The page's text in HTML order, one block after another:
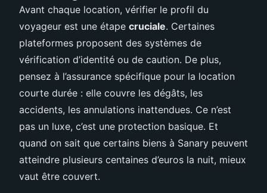
Avant chaque location, vérifier le profil du
voyageur est une étape cruciale. Certaines
plateformes proposent des systèmes de
vérification d’identité ou de caution. De plus,
pensez à l’assurance spécifique pour la location
courte durée : elle couvre les dégâts, les
accidents, les annulations inattendues. Ce n’est
pas un luxe, c’est une protection basique. Et
quand on sait que certains biens à Sanary peuvent
atteindre plusieurs centaines d’euros la nuit, mieux
vaut être couvert.